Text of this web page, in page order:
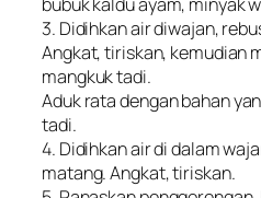
3. Didihkan air diwajan,
Angkat, tiriskan, kemudian
mangkuk tadi.
Aduk rata dengan bahan
tadi.
4. Didihkan air di dalam
matang. Angkat, tiriskan.